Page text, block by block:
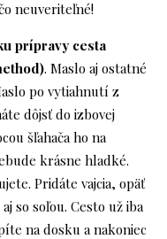
neuveriteľné!
prípravy cesta
. Maslo aj ostatné
po vytiahnutí z
dôjsť do izbovej
šľahača ho na
krásne hladké.
Pridáte vajcia, opäť
so soľou. Cesto už iba
na dosku a nakoniec